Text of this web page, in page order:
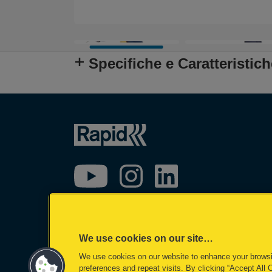
Specifiche e
©2026 ACCO Brands
We use cookies on our site…
We use cookies on our website to enhance your
preferences and repeat visits. By clicking “Accept All